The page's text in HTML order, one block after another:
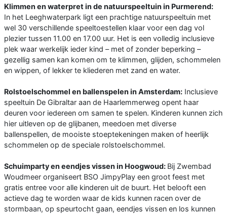
Klimmen en waterpret in de natuurspeeltuin in Purmerend:
In het Leeghwaterpark ligt een prachtige natuurspeeltuin met
wel 30 verschillende speeltoestellen klaar voor een dag vol
plezier tussen 11.00 en 17.00 uur. Het is een volledig inclusieve
plek waar werkelijk ieder kind – met of zonder beperking –
gezellig samen kan komen om te klimmen, glijden, schommelen
en wippen, of lekker te kliederen met zand en water.
Rolstoelschommel en ballenspelen in Amsterdam: Inclusieve
speeltuin De Gibraltar aan de Haarlemmerweg opent haar
deuren voor iedereen om samen te spelen. Kinderen kunnen zich
hier uitleven op de glijbanen, meedoen met diverse
ballenspellen, de mooiste stoeptekeningen maken of heerlijk
schommelen op de speciale rolstoelschommel.
Schuimparty en eendjes vissen in Hoogwoud: Bij Zwembad
Woudmeer organiseert BSO JimpyPlay een groot feest met
gratis entree voor alle kinderen uit de buurt. Het belooft een
actieve dag te worden waar de kids kunnen racen over de
stormbaan, op speurtocht gaan, eendjes vissen en los kunnen